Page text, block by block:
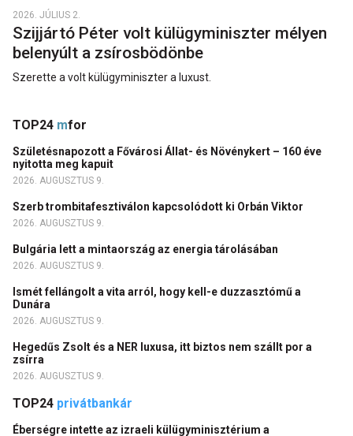
2026. JÚLIUS 2.
Szijjártó Péter volt külügyminiszter mélyen
belenyúlt a zsírosbödönbe
Szerette a volt külügyminiszter a luxust.
TOP24 mfor
Születésnapozott a Fővárosi Állat- és Növénykert – 160 éve
nyitotta meg kapuit
2026. AUGUSZTUS 9.
Szerb trombitafesztiválon kapcsolódott ki Orbán Viktor
2026. AUGUSZTUS 9.
Bulgária lett a mintaország az energia tárolásában
2026. AUGUSZTUS 9.
Ismét fellángolt a vita arról, hogy kell-e duzzasztómű a
Dunára
2026. AUGUSZTUS 9.
Hegedűs Zsolt és a NER luxusa, itt biztos nem szállt por a
zsírra
2026. AUGUSZTUS 9.
TOP24 privátbankár
Éberségre intette az izraeli külügyminisztérium a